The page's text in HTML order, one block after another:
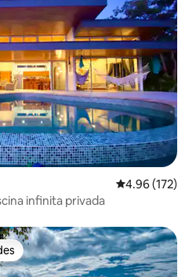
Calificación
4.96 (172)
infinita privada
preferido